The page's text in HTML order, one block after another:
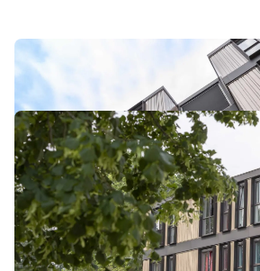
Hoogwaardige
niet onder doen voor
traditionele bouw